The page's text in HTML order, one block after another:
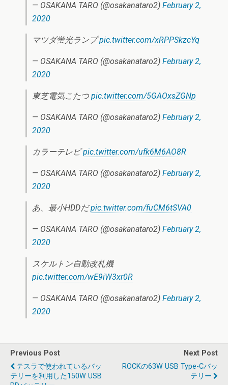
— OSAKANA TARO (@osakanataro2) February 2,
2020
マツダ蛍光ランプpic.twitter.com/xRPPSkzcYq
— OSAKANA TARO (@osakanataro2) February 2,
2020
東芝電気こたつ pic.twitter.com/5GAOxsZGNp
— OSAKANA TARO (@osakanataro2) February 2,
2020
カラーテレビpic.twitter.com/ufk6M6AO8R
— OSAKANA TARO (@osakanataro2) February 2,
2020
あ、最小HDDだpic.twitter.com/fuCM6tSVA0
— OSAKANA TARO (@osakanataro2) February 2,
2020
スケルトン自動改札機
pic.twitter.com/wE9iW3xr0R
— OSAKANA TARO (@osakanataro2) February 2,
2020
Previous Post
テスラで使われているバッ
テリーを利用した150W USB
Next Post
ROCKの63W USB Type-Cバッ
テリー